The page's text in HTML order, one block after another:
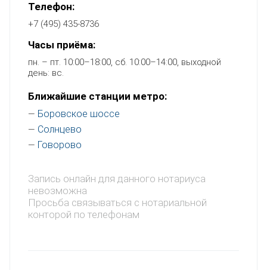
Телефон:
+7 (495) 435-8736
Часы приёма:
пн. – пт. 10:00–18:00, сб. 10:00–14:00, выходной
день: вс.
Ближайшие станции метро:
— Боровское шоссе
— Солнцево
— Говорово
Запись онлайн для данного нотариуса
невозможна
Просьба связываться с нотариальной
конторой по телефонам